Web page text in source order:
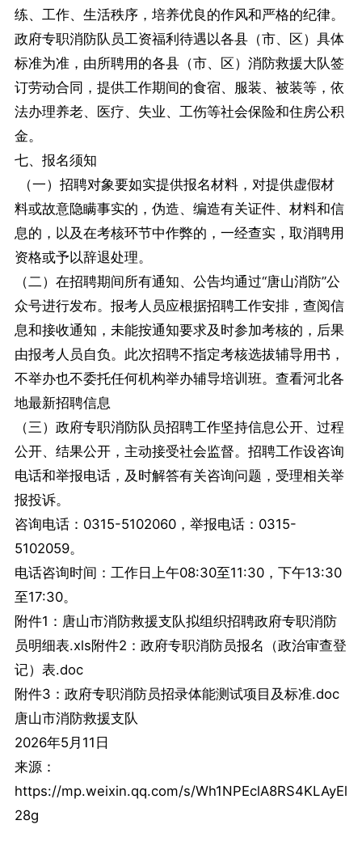
练、工作、生活秩序，培养优良的作风和严格的纪律。
政府专职消防队员工资福利待遇以各县（市、区）具体
标准为准，由所聘用的各县（市、区）消防救援大队签
订劳动合同，提供工作期间的食宿、服装、被装等，依
法办理养老、医疗、失业、工伤等社会保险和住房公积
金。
七、报名须知
（一）招聘对象要如实提供报名材料，对提供虚假材
料或故意隐瞒事实的，伪造、编造有关证件、材料和信
息的，以及在考核环节中作弊的，一经查实，取消聘用
资格或予以辞退处理。
（二）在招聘期间所有通知、公告均通过“唐山消防”公
众号进行发布。报考人员应根据招聘工作安排，查阅信
息和接收通知，未能按通知要求及时参加考核的，后果
由报考人员自负。此次招聘不指定考核选拔辅导用书，
不举办也不委托任何机构举办辅导培训班。查看河北各
地最新招聘信息
（三）政府专职消防队员招聘工作坚持信息公开、过程
公开、结果公开，主动接受社会监督。招聘工作设咨询
电话和举报电话，及时解答有关咨询问题，受理相关举
报投诉。
咨询电话：0315-5102060，举报电话：0315-
5102059。
电话咨询时间：工作日上午08:30至11:30，下午13:30
至17:30。
附件1：唐山市消防救援支队拟组织招聘政府专职消防
员明细表.xls附件2：政府专职消防员报名（政治审查登
记）表.doc
附件3：政府专职消防员招录体能测试项目及标准.doc
唐山市消防救援支队
2026年5月11日
来源：
https://mp.weixin.qq.com/s/Wh1NPEclA8RS4KLAyEl
28g